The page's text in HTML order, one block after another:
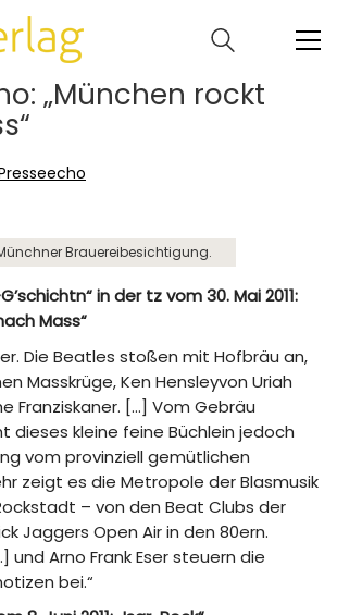
„München rockt
Brauereibesichtigung.
in der tz vom 30. Mai 2011:
Mass“
Die Beatles stoßen mit Hofbräu an,
Masskrüge, Ken Hensleyvon Uriah
Franziskaner. […] Vom Gebräu
dieses kleine feine Büchlein jedoch
vom provinziell gemütlichen
zeigt es die Metropole der Blasmusik
– von den Beat Clubs der
Jaggers Open Air in den 80ern.
und Arno Frank Eser steuern die
bei.“